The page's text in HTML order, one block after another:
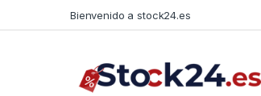
Bienvenido a stock24.es